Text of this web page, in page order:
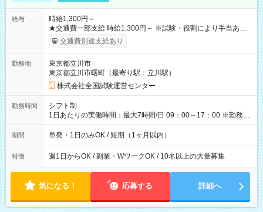
給与
時給1,300円～
★交通費一部支給 時給1,300円～ ※試験・役割により手当あり
※勤務回数により昇給あり 【即給（前払い）オプションあ
り！】 希望される場合、勤務から1週間ほどで給与の一部を受け
例】 ・河合塾模擬試験 8:30～17:30（休憩1時間） 時給1,300円
×8時間＝日収10,400円＋交通費 ※当日の役割により時給＋100
円の場合あり ・国家試験 7:00～13:30（休憩なし） 時給1,300
円（役割手当＋100円）×6時間＝日収8,400円＋交通費 【試用期
間】試用期間なし
交通費別途支給あり
勤務地
東京都立川市
東京都立川市曙町（最寄り駅：立川駅）
株式会社全国試験運営センター
勤務時間
シフト制
1日あたりの実働時間：最大7時間/日 09：00～17：00 ※勤務時
間は 試験により異なります。
期間 単発・1日のみOK / 短期（1ヶ月以内）
特徴 週1日からOK / 副業・WワークOK / 10名以上の大量募集
気になる！ 応募する 詳細へ